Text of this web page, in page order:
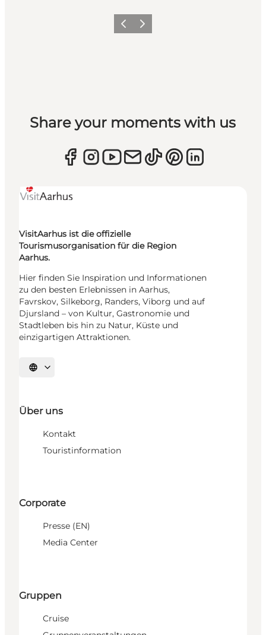
ZurückWeiter
Share your moments with us
VisitAarhus ist die offizielle
Tourismusorganisation für die Region
Aarhus.
Hier finden Sie Inspiration und Informationen
zu den besten Erlebnissen in Aarhus,
Favrskov, Silkeborg, Randers, Viborg und auf
Djursland – von Kultur, Gastronomie und
Stadtleben bis hin zu Natur, Küste und
einzigartigen Attraktionen.
Sprache auswählen
Über uns
Kontakt
Touristinformation
Corporate
Presse (EN)
Media Center
Gruppen
Cruise